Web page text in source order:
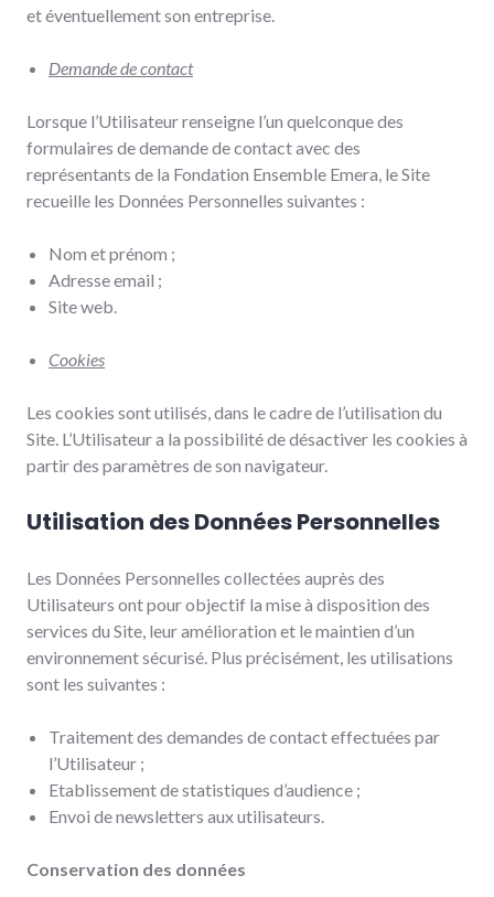
et éventuellement son entreprise.
Demande de contact
Lorsque l’Utilisateur renseigne l’un quelconque des
formulaires de demande de contact avec des
représentants de la Fondation Ensemble Emera, le Site
recueille les Données Personnelles suivantes :
Nom et prénom ;
Adresse email ;
Site web.
Cookies
Les cookies sont utilisés, dans le cadre de l’utilisation du
Site. L’Utilisateur a la possibilité de désactiver les cookies à
partir des paramètres de son navigateur.
Utilisation des Données Personnelles
Les Données Personnelles collectées auprès des
Utilisateurs ont pour objectif la mise à disposition des
services du Site, leur amélioration et le maintien d’un
environnement sécurisé. Plus précisément, les utilisations
sont les suivantes :
Traitement des demandes de contact effectuées par
l’Utilisateur ;
Etablissement de statistiques d’audience ;
Envoi de newsletters aux utilisateurs.
Conservation des données